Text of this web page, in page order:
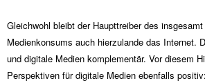
Gleichwohl bleibt der Haupttreiber des
Medienkonsums auch hierzulande das Internet.
und digitale Medien komplementär. Vor diesem
Perspektiven für digitale Medien ebenfalls